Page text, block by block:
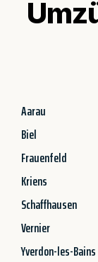
Aarau
Biel
Frauenfeld
Kriens
Schaffhausen
Vernier
Yverdon-les-Bains